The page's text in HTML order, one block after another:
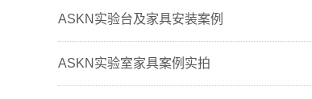
ASKN实验台及家具安装案例
ASKN实验室家具案例实拍